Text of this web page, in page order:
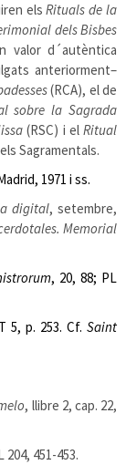
elsRituals de la
dels Bisbes
valor d´autèntica
anteriorment–
(RCA), el de
sobre la Sagrada
(RSC) i elRitual
Sagramentals.
1971 i ss.
digital, setembre,
Memorial
, 20, 88; PL
5, p. 253. Cf.Saint
, llibre 2, cap. 22,
204, 451-453.